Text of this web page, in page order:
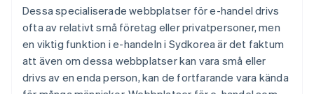
Dessa specialiserade webbplatser för e-handel drivs
ofta av relativt små företag eller privatpersoner, men
en viktig funktion i e-handeln i Sydkorea är det faktum
att även om dessa webbplatser kan vara små eller
drivs av en enda person, kan de fortfarande vara kända